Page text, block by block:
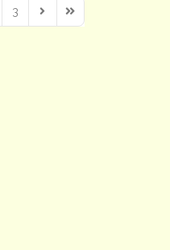
3
Next PageLast Page